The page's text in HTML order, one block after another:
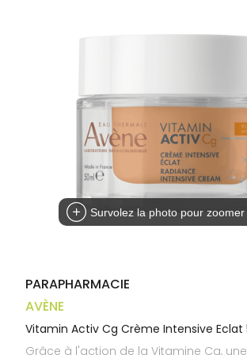
médicaux
Visage
Survolez la photo pour zoomer
PARAPHARMACIE
AVÈNE
Vitamin Activ Cg Crème Intensive Eclat
Grâce à l'action de la Vitamine Cg,